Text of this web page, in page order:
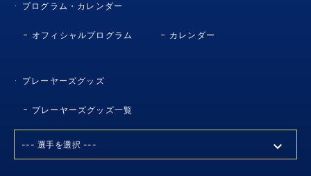
プログラム・カレンダー
オフィシャルプログラム カレンダー
プレーヤーズグッズ
プレーヤーズグッズ一覧